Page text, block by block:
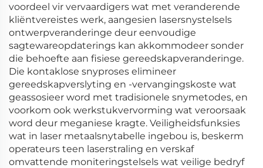
voordeel vir vervaardigers wat met veranderende
kliëntvereistes werk, aangesien lasersnystelsels
ontwerpveranderinge deur eenvoudige
sagtewareopdaterings kan akkommodeer sonder
die behoefte aan fisiese gereedskapveranderinge.
Die kontaklose snyproses elimineer
gereedskapverslyting en -vervangingskoste wat
geassosieer word met tradisionele snymetodes, en
voorkom ook werkstukvervorming wat veroorsaak
word deur meganiese kragte. Veiligheidsfunksies
wat in laser metaalsnytabelle ingebou is, beskerm
operateurs teen laserstraling en verskaf
omvattende moniteringstelsels wat veilige bedryf